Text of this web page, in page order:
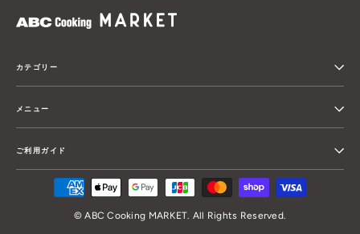
カテゴリー
メニュー
ご利用ガイド
© ABC Cooking MARKET. All Rights Reserved.